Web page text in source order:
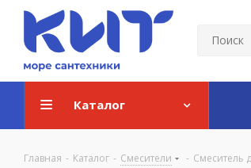
Каталог
Главная - Каталог - Смесители - Смеситель